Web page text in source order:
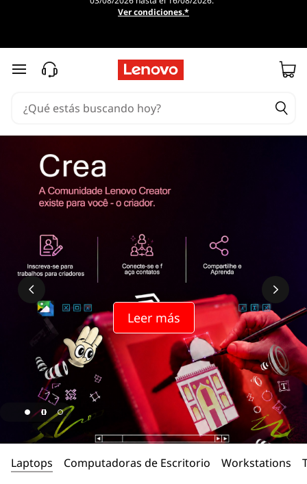
Ver condiciones.*
Ir al contenido principal
Leer más
Laptops Computadoras de Escritorio Workstations